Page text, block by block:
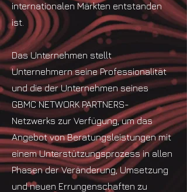
internationalen Märkten entstanden
ist.
Das Unternehmen stellt
Unternehmern seine Professionalität
und die der Unternehmen seines
GBMC NETWORK PARTNERS-
Netzwerks zur Verfügung, um das
Angebot von Beratungsleistungen mit
einem Unterstützungsprozess in allen
Phasen der Veränderung, Umsetzung
und neuen Errungenschaften zu